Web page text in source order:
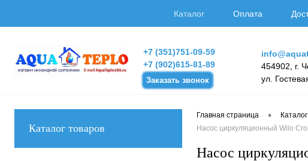
Каталог Оплата
+7 (351)751-09-59
+7 (902)615-81-89
Заказать звонок
454902, г.
ул.
Каталог товаров
Главная страница •
Насос циркуляционный Wilo
Насос